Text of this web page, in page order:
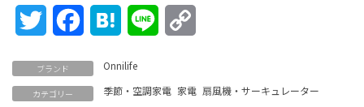
Twitter FacebookHatena Line
ブランド Onnilife
カテゴリー 季節・空調家電 家電 扇風機・サーキュレーター